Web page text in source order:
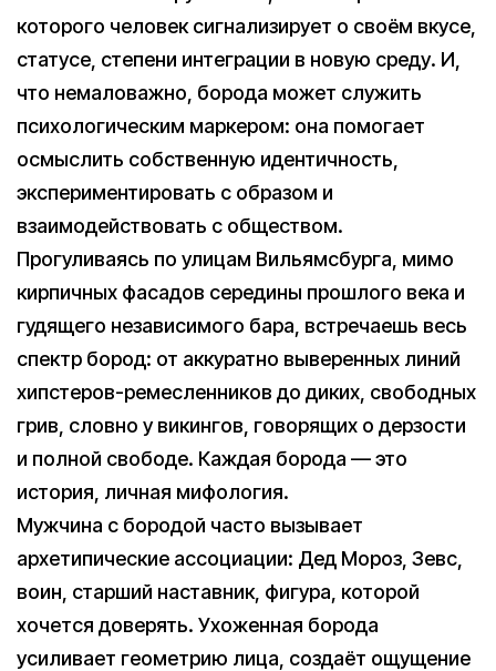
которого человек сигнализирует о своём вкусе,
статусе, степени интеграции в новую среду. И,
что немаловажно, борода может служить
психологическим маркером: она помогает
осмыслить собственную идентичность,
экспериментировать с образом и
взаимодействовать с обществом.
Прогуливаясь по улицам Вильямсбурга, мимо
кирпичных фасадов середины прошлого века и
гудящего независимого бара, встречаешь весь
спектр бород: от аккуратно выверенных линий
хипстеров-ремесленников до диких, свободных
грив, словно у викингов, говорящих о дерзости
и полной свободе. Каждая борода — это
история, личная мифология.
Мужчина с бородой часто вызывает
архетипические ассоциации: Дед Мороз, Зевс,
воин, старший наставник, фигура, которой
хочется доверять. Ухоженная борода
усиливает геометрию лица, создаёт ощущение